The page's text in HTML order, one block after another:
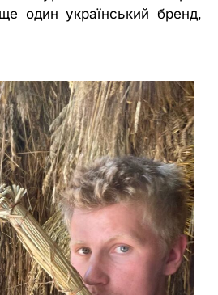
один український бренд,